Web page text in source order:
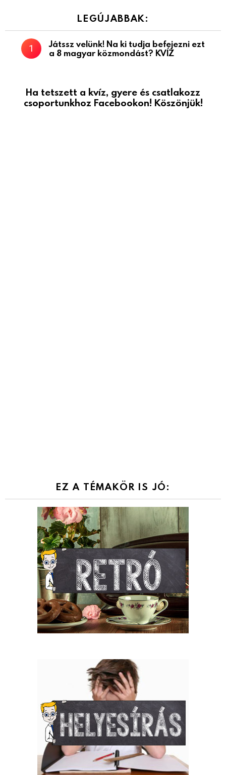
LEGÚJABBAK:
Játssz velünk! Na ki tudja befejezni ezt
a 8 magyar közmondást? KVÍZ
Ha tetszett a kvíz, gyere és csatlakozz
csoportunkhoz Facebookon! Köszönjük!
EZ A TÉMAKÖR IS JÓ: